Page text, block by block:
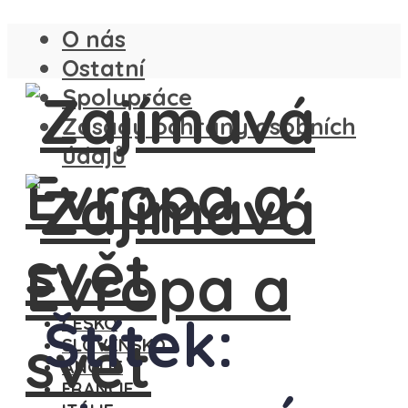
O nás
Ostatní
Spolupráce
Zásady ochrany osobních
údajů
ČESKO
SLOVENSKO
ANGLIE
FRANCIE
Štítek: